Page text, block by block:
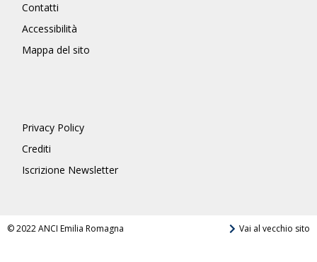
Contatti
Accessibilità
Mappa del sito
Privacy Policy
Crediti
Iscrizione Newsletter
© 2022 ANCI Emilia Romagna Vai al vecchio sito